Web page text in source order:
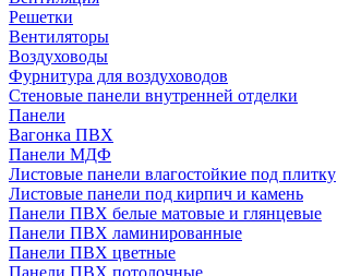
Решетки
Вентиляторы
Воздуховоды
Фурнитура для воздуховодов
Стеновые панели внутренней отделки
Панели
Вагонка ПВХ
Панели МДФ
Листовые панели влагостойкие под плитку
Листовые панели под кирпич и камень
Панели ПВХ белые матовые и глянцевые
Панели ПВХ ламинированные
Панели ПВХ цветные
Панели ПВХ потолочные